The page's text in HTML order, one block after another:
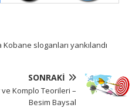
sloganları yankılandı
SONRAKI
Komplo Teorileri –
Besim Baysal